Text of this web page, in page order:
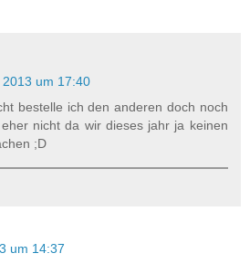
2013 um 17:40
bestelle ich den anderen doch noch
nicht da wir dieses jahr ja keinen
;D
um 14:37